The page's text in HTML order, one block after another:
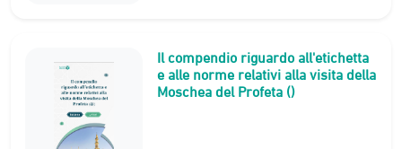
Il compendio riguardo all'etichetta
e alle norme relativi alla visita della
Moschea del Profeta ()